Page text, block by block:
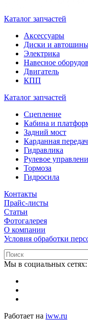
Каталог запчастей
Аксессуары
Диски и
Электрика
Навесное
Двигатель
КПП
Каталог запчастей
Сцепление
Кабина и
Задний мост
Карданная
Гидравлика
Рулевое
Тормоза
Гидросила
Контакты
Прайс-листы
Статьи
Фотогалерея
О компании
Условия обработки
Мы в социальных сетях:
Работает на iww.ru